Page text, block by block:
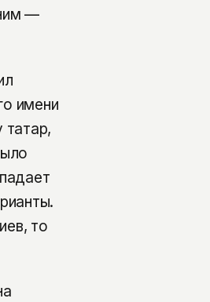
—
имени
татар,
то